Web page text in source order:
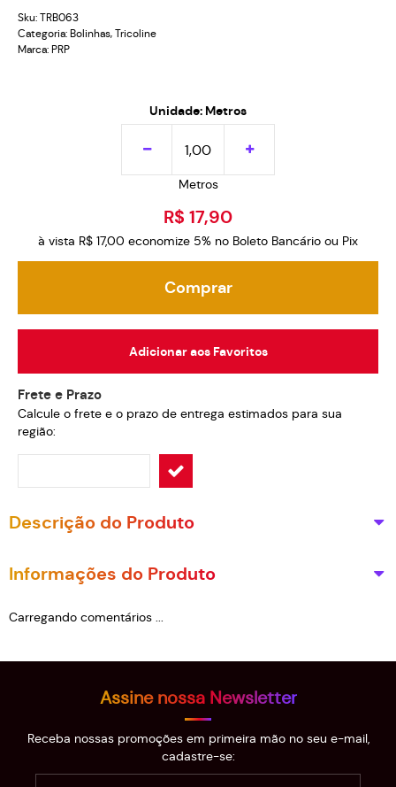
Sku: TRB063
Categoria: Bolinhas, Tricoline
Marca: PRP
Unidade: Metros
Metros
R$ 17,90
à vista R$ 17,00 economize 5% no Boleto Bancário ou Pix
Comprar
Adicionar aos Favoritos
Frete e Prazo
Calcule o frete e o prazo de entrega estimados para sua
região:
Descrição do Produto
Informações do Produto
Carregando comentários ...
Assine nossa Newsletter
Receba nossas promoções em primeira mão no seu e-mail,
cadastre-se: